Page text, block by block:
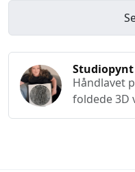
Studiopynt
Håndlavet
foldede